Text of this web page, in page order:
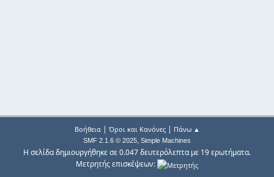
Βοήθεια| Όροι και Κανόνες| Πάνω ▲
SMF 2.1.6 © 2025, Simple Machines
Η σελίδα δημιουργήθηκε σε 0.047 δευτερόλεπτα με 19 ερωτήματα.
Μετρητής επισκέψεων: